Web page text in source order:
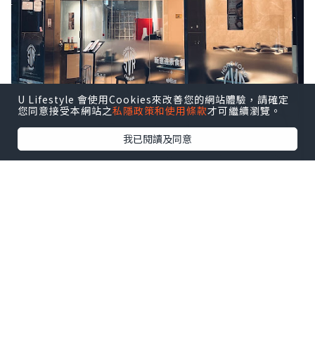
U Lifestyle 會使用Cookies來改善您的網站體驗，請確定
您同意接受本網站之私隱政策和使用條款才可繼續瀏覽。
我已閱讀及同意